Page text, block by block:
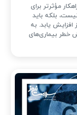
مؤثرتر برای
بلکه باید
یابد. به
خطر بیماری‌های